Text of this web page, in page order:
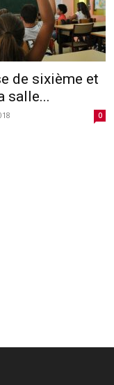
de sixième et
salle...
0